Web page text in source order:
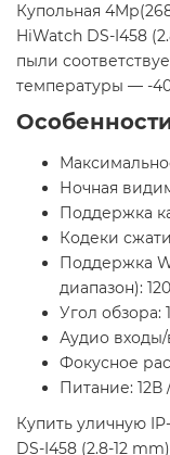
Купольная
HiWatch DS-I458
пыли
температуры — -
Ночная
Поддержка
Кодеки
Поддержка
диапазон):
Угол обзора:
Аудио
Фокусное
Питание: 12В
Купить уличную
DS-I458 (2.8-12